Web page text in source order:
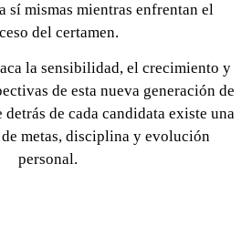
sí mismas mientras enfrentan el
del certamen.
la sensibilidad, el crecimiento y
de esta nueva generación de
de cada candidata existe una
metas, disciplina y evolución
personal.